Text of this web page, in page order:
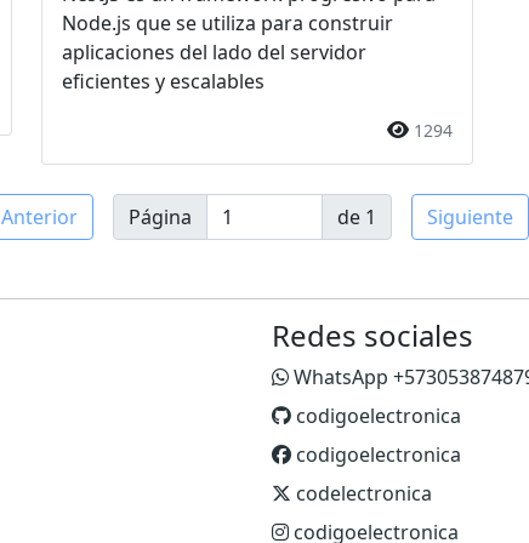
Node.js que se utiliza para construir
aplicaciones del lado del servidor
eficientes y escalables
1294
Anterior Página de 1 Siguiente
Redes sociales
WhatsApp
codigoelectronica
codigoelectronica
codelectronica
codigoelectronica